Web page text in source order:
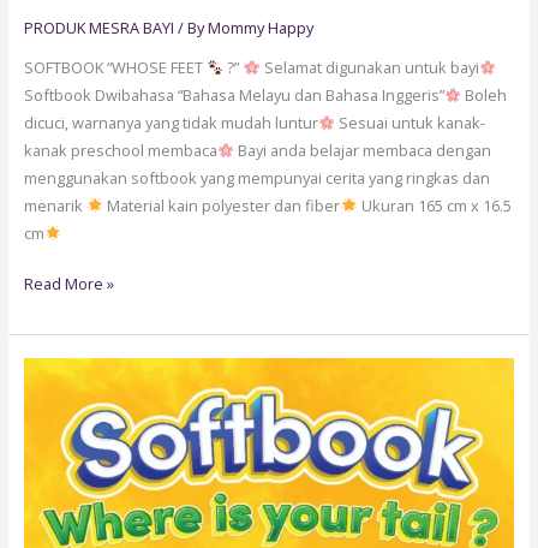
PRODUK MESRA BAYI / ByMommy Happy
SOFTBOOK “WHOSE FEET
?”
Selamat digunakan untuk bayi
Softbook Dwibahasa “Bahasa Melayu dan Bahasa Inggeris”
Boleh
dicuci, warnanya yang tidak mudah luntur
Sesuai untuk kanak-
kanak preschool membaca
Bayi anda belajar membaca dengan
menggunakan softbook yang mempunyai cerita yang ringkas dan
menarik
Material kain polyester dan fiber
Ukuran 165 cm x 16.5
cm
Read More »
DECSB01
SOFTBOOK
“WHERE
YOUR
TAIL